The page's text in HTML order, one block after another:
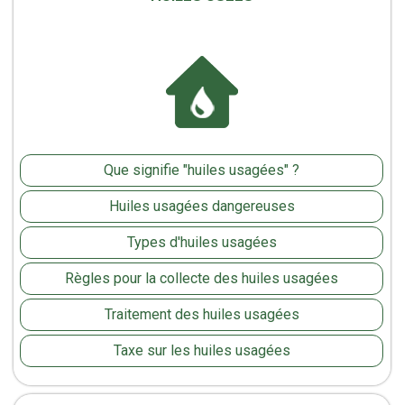
Que signifie "huiles usagées" ?
Huiles usagées dangereuses
Types d'huiles usagées
Règles pour la collecte des huiles usagées
Traitement des huiles usagées
Taxe sur les huiles usagées